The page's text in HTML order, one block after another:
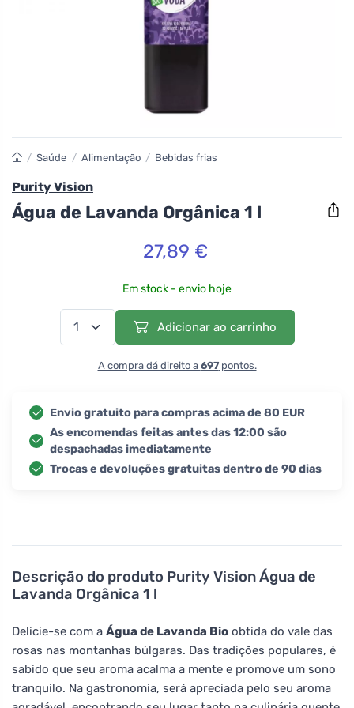
Descrição do produto Purity Vision Água de
Lavanda Orgânica 1 l
Delicie-se com a Água de Lavanda Bio obtida do vale das
rosas nas montanhas búlgaras. Das tradições populares, é
sabido que seu aroma acalma a mente e promove um sono
tranquilo. Na gastronomia, será apreciada pelo seu aroma
/ Saúde / Alimentação / Bebidas frias
Purity Vision
Água de Lavanda Orgânica 1 l
27,89 €
Em stock - envio hoje
Adicionar ao carrinho
A compra dá direito a 697pontos.
Envio gratuito para compras acima de 80 EUR
As encomendas feitas antes das 12:00 são
despachadas imediatamente
Trocas e devoluções gratuitas dentro de 90 dias